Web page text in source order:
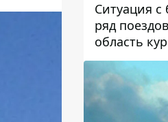
Ситуация с
ряд
область
часть пути